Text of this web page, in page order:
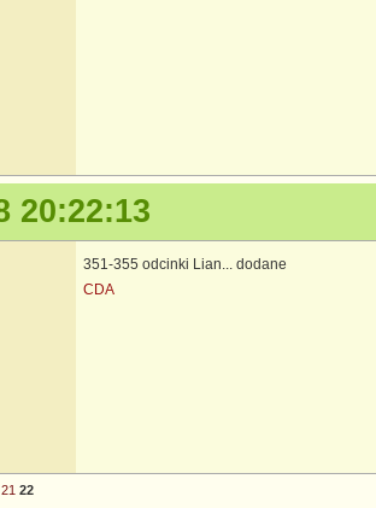
20:22:13
351-355 odcinki Lian... dodane
CDA
21 22